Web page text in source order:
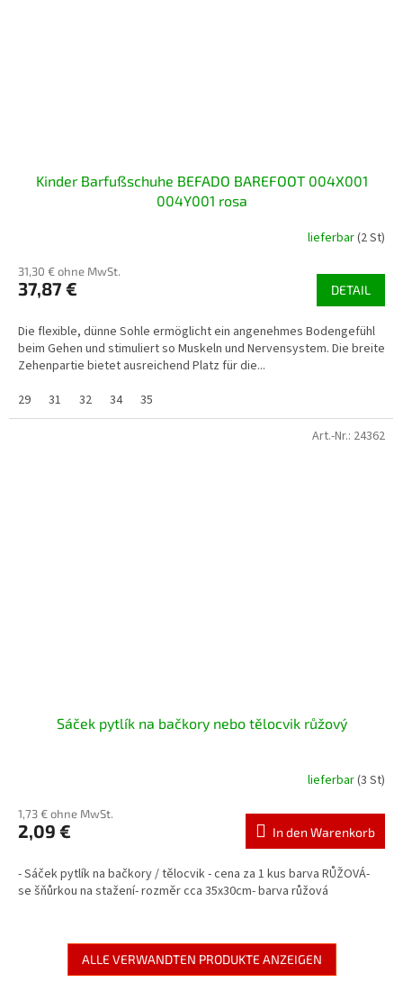
Kinder Barfußschuhe BEFADO BAREFOOT 004X001
004Y001 rosa
lieferbar(2 St)
31,30 € ohne MwSt.
37,87 € DETAIL
Die flexible, dünne Sohle ermöglicht ein angenehmes Bodengefühl
beim Gehen und stimuliert so Muskeln und Nervensystem. Die breite
Zehenpartie bietet ausreichend Platz für die...
29
31 32 34 35
Sáček pytlík na bačkory nebo tělocvik růžový
lieferbar(3 St)
1,73 € ohne MwSt.
2,09 € In den Warenkorb
- Sáček pytlík na bačkory / tělocvik - cena za 1 kus barva RŮŽOVÁ-
se šňůrkou na stažení- rozměr cca 35x30cm- barva růžová
Art.-Nr.: 24362
ALLE VERWANDTEN PRODUKTE ANZEIGEN